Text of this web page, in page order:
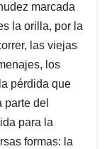
marcada
la orilla, por la
las viejas
los
pérdida que
parte del
para la
formas: la